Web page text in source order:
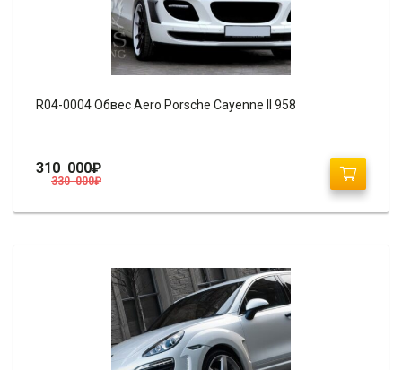
R04-0004 Обвес Aero Porsche Cayenne II 958
330 000₽
310 000₽